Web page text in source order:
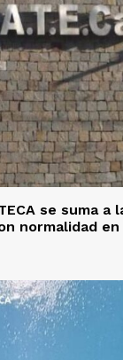
se suma a
normalidad en